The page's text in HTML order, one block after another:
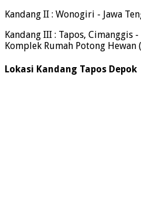
Kandang II : Wonogiri - Jawa
Kandang III : Tapos, Cimanggis
Komplek Rumah Potong Hewan
Lokasi Kandang Tapos Depok